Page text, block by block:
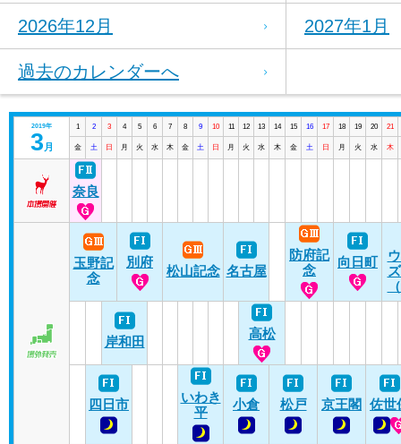
2026年12月 2027年1月
過去のカレンダーへ
2019年
3 月
1 2 3 4 5 6 7 8 9 10 11 12 13 14 15 16 17 18 19 20 21
金 土 日 月 火 水 木 金 土 日 月 火 水 木 金 土 日 月 火 水 木
奈良
玉野記
念
別府
松山記念 名古屋
防府記
念
向日町
岸和田
高松
四日市
いわき
平
小倉 松戸 京王閣 佐世